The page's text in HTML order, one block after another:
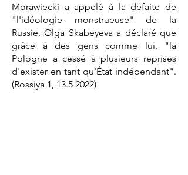
Morawiecki a appelé à la défaite de
"l'idéologie monstrueuse" de la
Russie, Olga Skabeyeva a déclaré que
grâce à des gens comme lui, "la
Pologne a cessé à plusieurs reprises
d'exister en tant qu'État indépendant".
(Rossiya 1, 13.5 2022)